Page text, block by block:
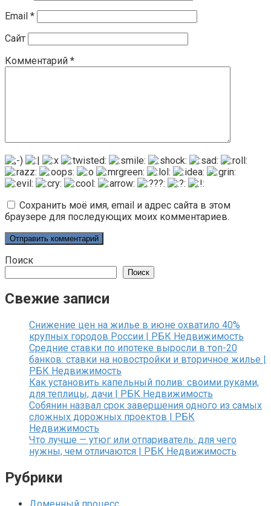
Email *
Сайт
Комментарий *
Сохранить моё имя, email и адрес сайта в этом
браузере для последующих моих комментариев.
Поиск
Поиск
Свежие записи
Снижение цен на жилье в июне охватило 40%
крупных городов России | РБК Недвижимость
Средние ставки по ипотеке выросли в топ-20
банков: ставки на новостройки и вторичное жилье |
РБК Недвижимость
Как установить капельный полив: своими руками,
для теплицы, дачи | РБК Недвижимость
Собянин назвал срок завершения одного из самых
сложных дорожных проектов | РБК
Недвижимость
Что лучше — утюг или отпариватель: для чего
нужны, чем отличаются | РБК Недвижимость
Рубрики